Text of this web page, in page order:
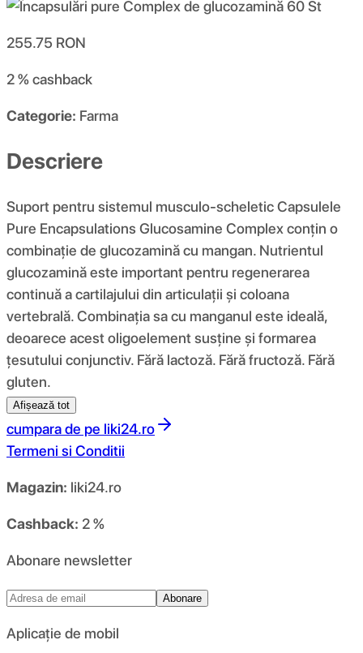
255.75 RON
2 %cashback
Categorie: Farma
Descriere
Suport pentru sistemul musculo-scheletic Capsulele
Pure Encapsulations Glucosamine Complex conțin o
combinație de glucozamină cu mangan. Nutrientul
glucozamină este important pentru regenerarea
continuă a cartilajului din articulații și coloana
vertebrală. Combinația sa cu manganul este ideală,
deoarece acest oligoelement susține și formarea
țesutului conjunctiv. Fără lactoză. Fără fructoză. Fără
gluten.
Afișează tot
cumpara de pe liki24.ro
Termeni si Conditii
Magazin: liki24.ro
Cashback: 2 %
Abonare newsletter
Abonare
Aplicație de mobil